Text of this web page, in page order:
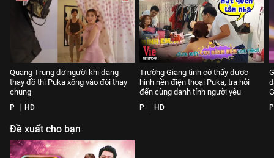
Quang Trung đơ người khi đang
thay đồ thì Puka xông vào đòi thay
chung
P HD
Trường Giang tình cờ thấy được
hình nền điện thoại Puka, tra hỏi
đến cùng danh tính người yêu
P HD P
Đề xuất cho bạn